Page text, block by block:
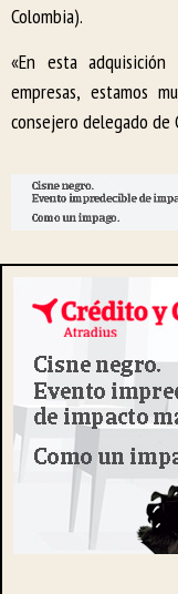
Colombia).
«En esta
empresas, estamos
consejero delegado de